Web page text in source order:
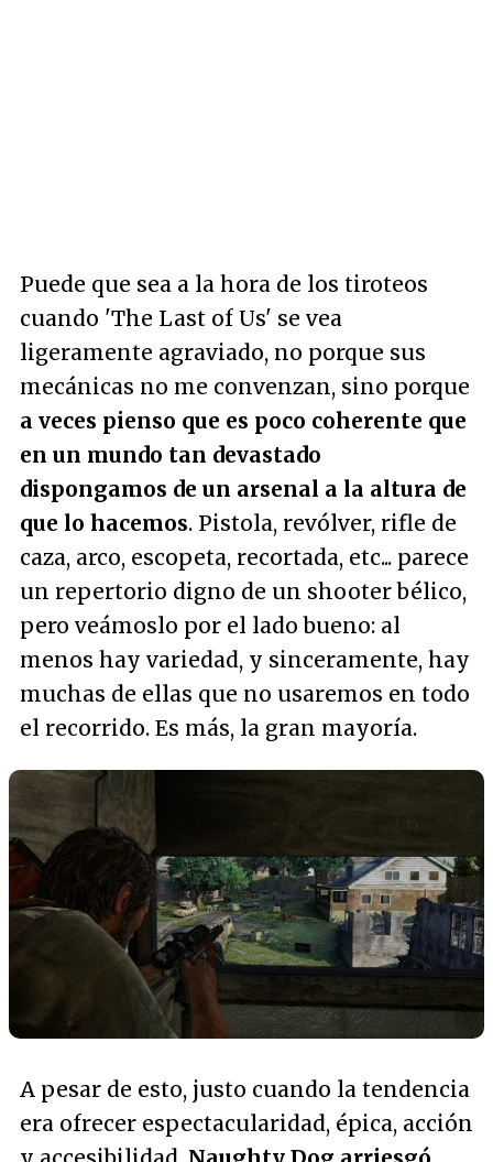
Puede que sea a la hora de los tiroteos
cuando 'The Last of Us' se vea
ligeramente agraviado, no porque sus
mecánicas no me convenzan, sino porque
a veces pienso que es poco coherente que
en un mundo tan devastado
dispongamos de un arsenal a la altura de
que lo hacemos. Pistola, revólver, rifle de
caza, arco, escopeta, recortada, etc... parece
un repertorio digno de un shooter bélico,
pero veámoslo por el lado bueno: al
menos hay variedad, y sinceramente, hay
muchas de ellas que no usaremos en todo
el recorrido. Es más, la gran mayoría.
A pesar de esto, justo cuando la tendencia
era ofrecer espectacularidad, épica, acción